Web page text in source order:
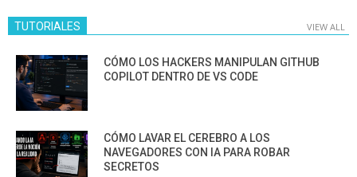
TUTORIALES VIEW ALL
CÓMO LOS HACKERS MANIPULAN GITHUB
COPILOT DENTRO DE VS CODE
CÓMO LAVAR EL CEREBRO A LOS
NAVEGADORES CON IA PARA ROBAR
SECRETOS